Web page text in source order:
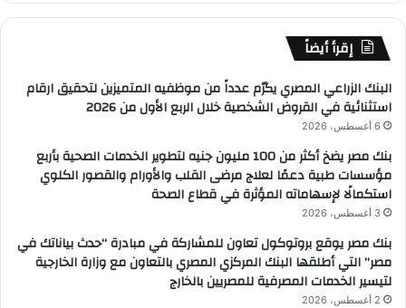
إقرأ أيضاً
البنك الزراعي المصري يكرّم عدداً من موظفيه المتميزين لتحقيق ارقام
استثنائية في القروض الشخصية خلال الربع الأول من 2026
6 أغسطس، 2026
بنك مصر يضخ أكثر من 100 مليون جنيه لتطوير الخدمات الصحية بأربع
مؤسسات طبية دعمًا لعلاج مرضى القلب والأورام والقصور الكلوي
استكمالًا لإسهاماته المؤثرة في قطاع الصحة
3 أغسطس، 2026
بنك مصر يوقع بروتوكول تعاون للمشاركة في مبادرة “حدث بياناتك في
مصر” التي أطلقها البنك المركزي المصري بالتعاون مع وزارة الخارجية
لتيسير الخدمات المصرفية للمصريين بالخارج
2 أغسطس، 2026